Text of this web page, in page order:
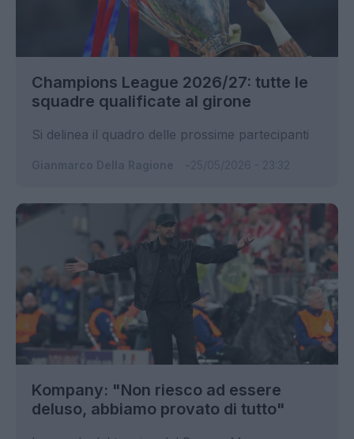
Champions League 2026/27: tutte le
squadre qualificate al girone
Si delinea il quadro delle prossime partecipanti
Kompany: "Non riesco ad essere
deluso, abbiamo provato di tutto"